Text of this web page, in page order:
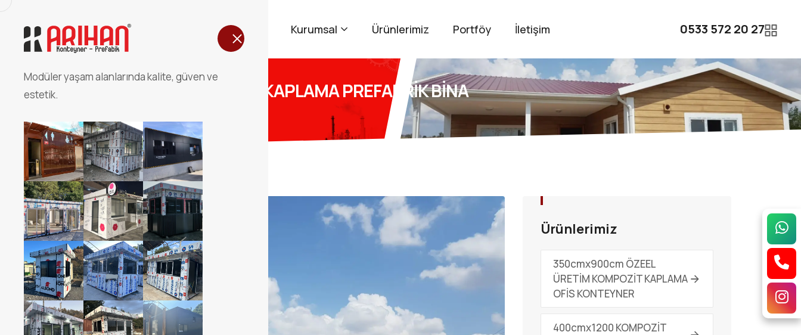
Ana Sayfa Kurumsal Ürünlerimiz Portföy İletişim 0533 572 20 27
Modüler yaşam alanlarında kalite, güven ve
estetik.
FUGA DESENLİ BETOPAN KAPLAMA PREFABRİK BİNA
Ürünlerimiz
350cmx900cm ÖZEEL
ÜRETİM KOMPOZİT KAPLAMA
OFİS KONTEYNER
400cmx1200 KOMPOZİT